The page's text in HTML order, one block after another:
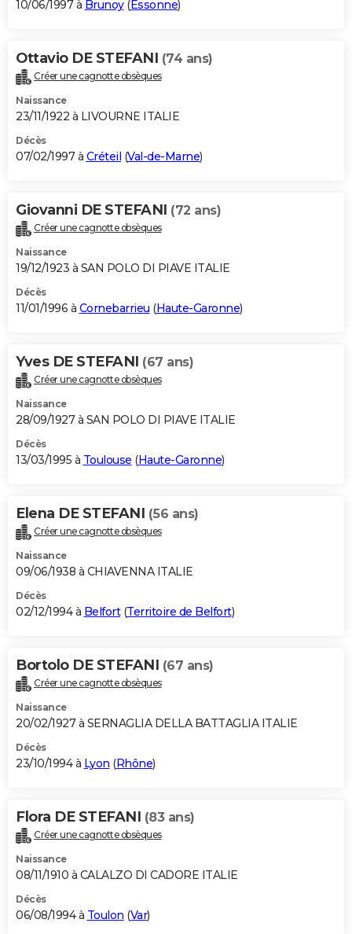
10/06/1997 à Brunoy(Essonne)
Ottavio DE STEFANI (74 ans)
Créer une cagnotte obsèques
Naissance
23/11/1922 à LIVOURNE ITALIE
Décès
07/02/1997 à Créteil (Val-de-Marne)
Giovanni DE STEFANI (72 ans)
Créer une cagnotte obsèques
Naissance
19/12/1923 à SAN POLO DI PIAVE ITALIE
Décès
11/01/1996 à Cornebarrieu (Haute-Garonne)
Yves DE STEFANI (67 ans)
Créer une cagnotte obsèques
Naissance
28/09/1927 à SAN POLO DI PIAVE ITALIE
Décès
13/03/1995 à Toulouse (Haute-Garonne)
Elena DE STEFANI (56 ans)
Créer une cagnotte obsèques
Naissance
09/06/1938 à CHIAVENNA ITALIE
Décès
02/12/1994 à Belfort(Territoire de Belfort)
Bortolo DE STEFANI (67 ans)
Créer une cagnotte obsèques
Naissance
20/02/1927 à SERNAGLIA DELLA BATTAGLIA ITALIE
Décès
23/10/1994 à Lyon (Rhône)
Flora DE STEFANI (83 ans)
Créer une cagnotte obsèques
Naissance
08/11/1910 à CALALZO DI CADORE ITALIE
Décès
06/08/1994 à Toulon (Var)